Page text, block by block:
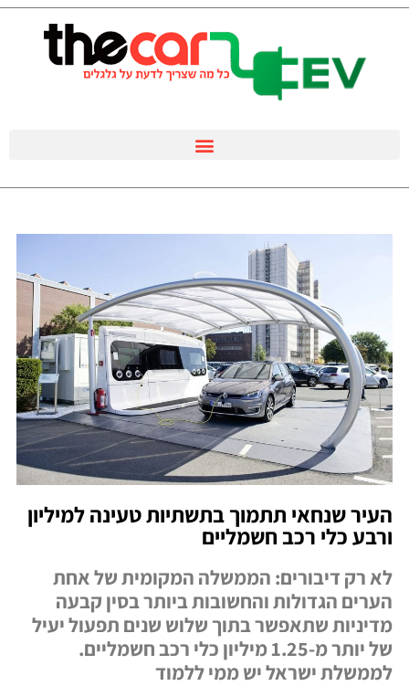
העיר שנחאי תתמוך בתשתיות טעינה למיליון
ורבע כלי רכב חשמליים
לא רק דיבורים: הממשלה המקומית של אחת
הערים הגדולות והחשובות ביותר בסין קבעה
מדיניות שתאפשר בתוך שלוש שנים תפעול יעיל
של יותר מ-1.25 מיליון כלי רכב חשמליים.
לממשלת ישראל יש ממי ללמוד